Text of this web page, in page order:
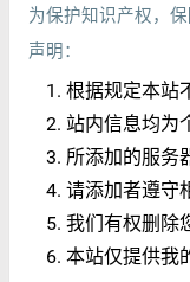
为保护知识产权，
声明：
根据规定本站
站内信息均为
所添加的服务
请添加者遵守
我们有权删除
本站仅提供我